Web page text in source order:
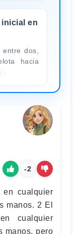
inicial en
dos,
hacia
-2
cualquier
manos. 2 El
cualquier
manos, pero